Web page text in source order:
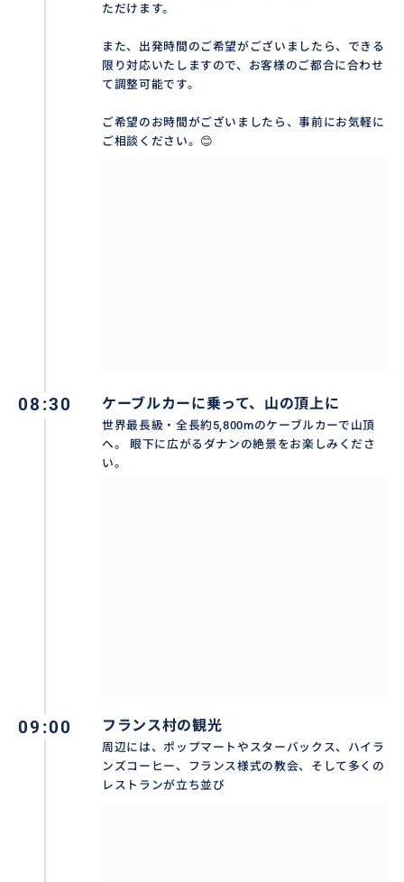
【こんな方におすすめ】
✓ 日本語で安心して観光したい方
✓ 初めてダナン・バーナーヒルズを訪れる方
また、フレンチヴィレッジや寺院などの見どころにつ
いても解説いたしますので、バーナーヒルズの魅力を
より深く体験していただけます。
ただけます。
また、出発時間のご希望がございましたら、できる
限り対応いたしますので、お客様のご都合に合わせ
て調整可能です。
ご希望のお時間がございましたら、事前にお気軽に
ご相談ください。😊
08:30 ケーブルカーに乗って、山の頂上に
世界最長級・全長約5,800mのケーブルカーで山頂
へ。 眼下に広がるダナンの絶景をお楽しみくださ
い。
09:00 フランス村の観光
周辺には、ポップマートやスターバックス、ハイラ
ンズコーヒー、フランス様式の教会、そして多くの
レストランが立ち並び